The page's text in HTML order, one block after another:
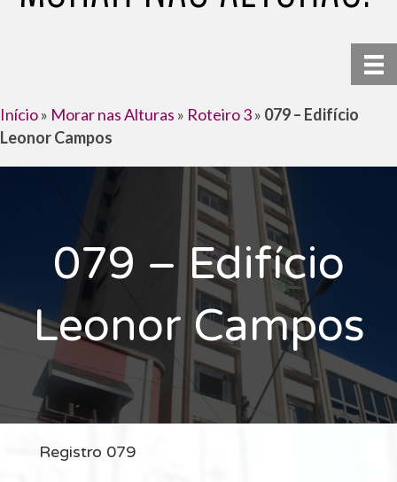
Início» Morar nas Alturas » Roteiro 3» 079 – Edifício
Leonor Campos
079 – Edifício
Leonor Campos
Registro 079